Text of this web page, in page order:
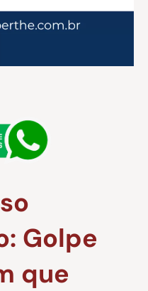
Golpe
que